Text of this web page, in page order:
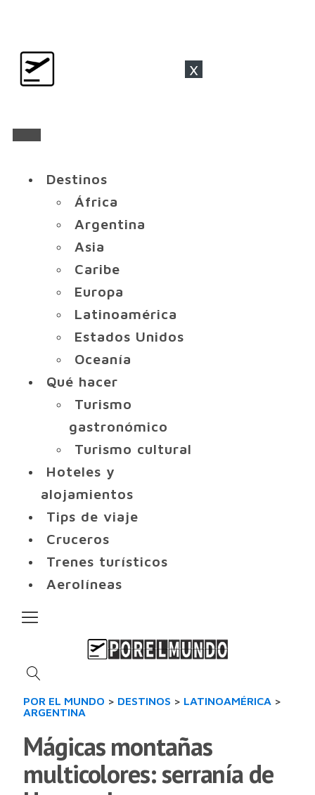
x
Destinos
África
Argentina
Asia
Caribe
Europa
Latinoamérica
Estados Unidos
Oceanía
Qué hacer
Turismo
gastronómico
Turismo cultural
Hoteles y
alojamientos
Tips de viaje
Cruceros
Trenes turísticos
Aerolíneas
POR EL MUNDO > DESTINOS > LATINOAMÉRICA >
ARGENTINA
Mágicas montañas
multicolores: serranía de